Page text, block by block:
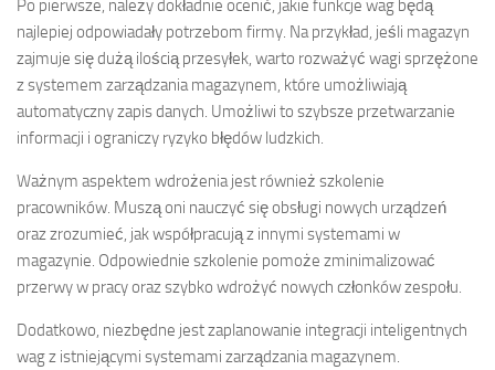
Po pierwsze, należy dokładnie ocenić, jakie funkcje wag będą
najlepiej odpowiadały potrzebom firmy. Na przykład, jeśli magazyn
zajmuje się dużą ilością przesyłek, warto rozważyć wagi sprzężone
z systemem zarządzania magazynem, które umożliwiają
automatyczny zapis danych. Umożliwi to szybsze przetwarzanie
informacji i ograniczy ryzyko błędów ludzkich.
Ważnym aspektem wdrożenia jest również szkolenie
pracowników. Muszą oni nauczyć się obsługi nowych urządzeń
oraz zrozumieć, jak współpracują z innymi systemami w
magazynie. Odpowiednie szkolenie pomoże zminimalizować
przerwy w pracy oraz szybko wdrożyć nowych członków zespołu.
Dodatkowo, niezbędne jest zaplanowanie integracji inteligentnych
wag z istniejącymi systemami zarządzania magazynem.